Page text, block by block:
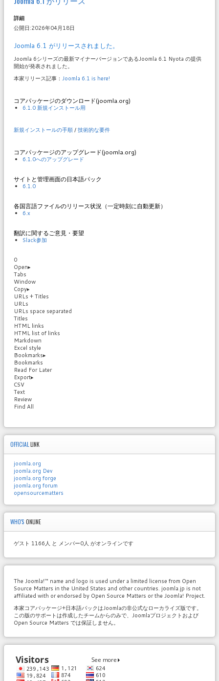
詳細
公開日:2026年04月18日
Joomla 6.1 がリリースされました。
Joomla 6シリーズの最新マイナーバージョンであるJoomla 6.1 Nyota の提供
開始が発表されました。
本家リリース記事： Joomla 6.1 is here!
コアパッケージのダウンロード(joomla.org)
6.1.0 新規インストール用
新規インストールの手順/技術的な要件
コアパッケージのアップグレード(joomla.org)
6.1.0へのアップグレード
サイトと管理画面の日本語パック
6.1.0
各国言語ファイルのリリース状況（一定時刻に自動更新）
6.x
翻訳に関するご意見・要望
Slack参加
0
Open▸
Tabs
Window
Copy▸
URLs + Titles
URLs
URLs space separated
Titles
HTML links
HTML list of links
Markdown
Excel style
Bookmarks▸
Bookmarks
Read For Later
Export▸
CSV
Text
Review
Find All
OFFICIAL LINK
joomla.org
joomla.org Dev
joomla.org forge
joomla.org forum
opensourcematters
WHO'S ONLINE
ゲスト 1166人 と メンバー0人 がオンラインです
The Joomla!™ name and logo is used under a limited license from Open
Source Matters in the United States and other countries. joomla.jp is not
affiliated with or endorsed by Open Source Matters or the Joomla! Project.
本家コアパッケージ+日本語パックはJoomlaの非公式なローカライズ版です。
この版のサポートは作成したチームからのみで、Joomlaプロジェクトおよび
Open Source Matters では保証しません。